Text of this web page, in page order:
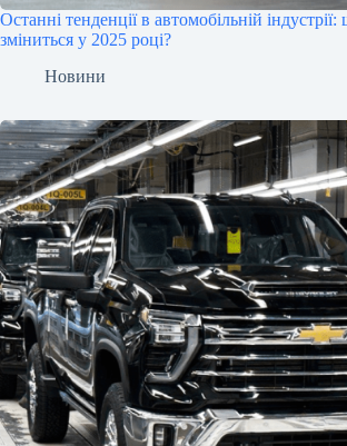
Останні тенденції в автомобільній індустрії:
зміниться у 2025 році?
Новини